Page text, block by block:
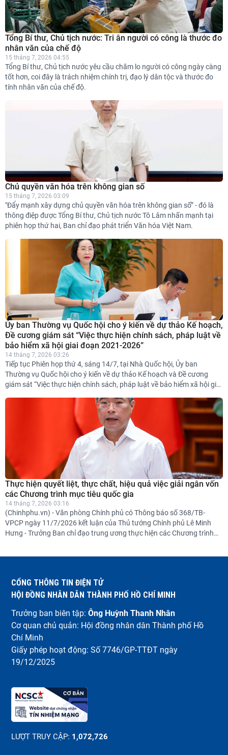
Tổng Bí thư, Chủ tịch nước: Tri ân người có công là thước đo
nhân văn của chế độ
15 tháng 7, 2026 04:55
Tổng Bí thư, Chủ tịch nước yêu cầu chăm lo người có công ngày càng
tốt hơn, coi đây là trách nhiệm chính trị, đạo lý dân tộc và thước đo
tính nhân văn của chế độ.
Chủ quyền văn hóa trên không gian số
15 tháng 7, 2026 03:09
"Đẩy mạnh xây dựng chủ quyền văn hóa trên không gian số” - đó là
thông điệp được Tổng Bí thư, Chủ tịch nước Tô Lâm nhấn mạnh tại
phiên họp thứ hai, Ban chỉ đạo phát triển Văn hóa Việt Nam.
Ủy ban Thường vụ Quốc hội cho ý kiến về dự thảo Kế hoạch,
Đề cương giám sát “Việc thực hiện chính sách, pháp luật về
bảo hiểm xã hội giai đoạn 2021-2026”
14 tháng 7, 2026 03:26
Tiếp tục Phiên họp thứ 4, sáng 14/7, tại Nhà Quốc hội, Ủy ban
Thường vụ Quốc hội cho ý kiến về dự thảo Kế hoạch và Đề cương
giám sát “Việc thực hiện chính sách, pháp luật về bảo hiểm xã hội giai
Nguyễn Thị Thanh điều hành phiên họp.
Thực hiện quyết liệt, thực chất, hiệu quả việc giải ngân vốn
các Chương trình mục tiêu quốc gia
14 tháng 7, 2026 03:16
(Chinhphu.vn) - Văn phòng Chính phủ có Thông báo số 368/TB-
VPCP ngày 11/7/2026 kết luận của Thủ tướng Chính phủ Lê Minh
Hưng - Trưởng Ban chỉ đạo trung ương thực hiện các Chương trình
CỔNG THÔNG TIN ĐIỆN TỬ
HỘI ĐỒNG NHÂN DÂN THÀNH PHỐ HỒ CHÍ MINH
Trưởng ban biên tập: Ông Huỳnh Thanh Nhân
Cơ quan chủ quản: Hội đồng nhân dân Thành phố Hồ
Chí Minh
Giấy phép hoạt động: Số 7746/GP-TTĐT ngày
19/12/2025
LƯỢT TRUY CẬP: 1,072,726